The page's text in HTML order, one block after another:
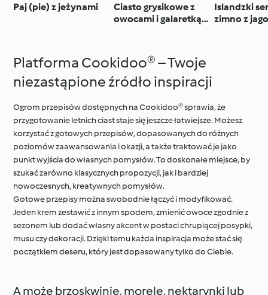
Paj (pie) z jeżynami
Ciasto grysikowe z
owocami i galaretką
Islandzki
zimno z
Platforma Cookidoo® – Twoje
niezastąpione źródło inspiracji
Ogrom przepisów dostępnych na Cookidoo® sprawia, że
przygotowanie letnich ciast staje się jeszcze łatwiejsze. Możesz
korzystać z gotowych przepisów, dopasowanych do różnych
poziomów zaawansowania i okazji, a także traktować je jako
punkt wyjścia do własnych pomysłów. To doskonałe miejsce, by
szukać zarówno klasycznych propozycji, jak i bardziej
nowoczesnych, kreatywnych pomysłów.
Gotowe przepisy można swobodnie łączyć i modyfikować.
Jeden krem zestawić z innym spodem, zmienić owoce zgodnie z
sezonem lub dodać własny akcent w postaci chrupiącej posypki,
musu czy dekoracji. Dzięki temu każda inspiracja może stać się
początkiem deseru, który jest dopasowany tylko do Ciebie.
A może brzoskwinie, morele, nektarynki lub